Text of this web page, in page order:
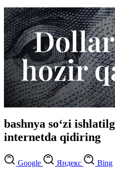
bashnya so‘zi
internetda qidiring
Google Яндекс Bing